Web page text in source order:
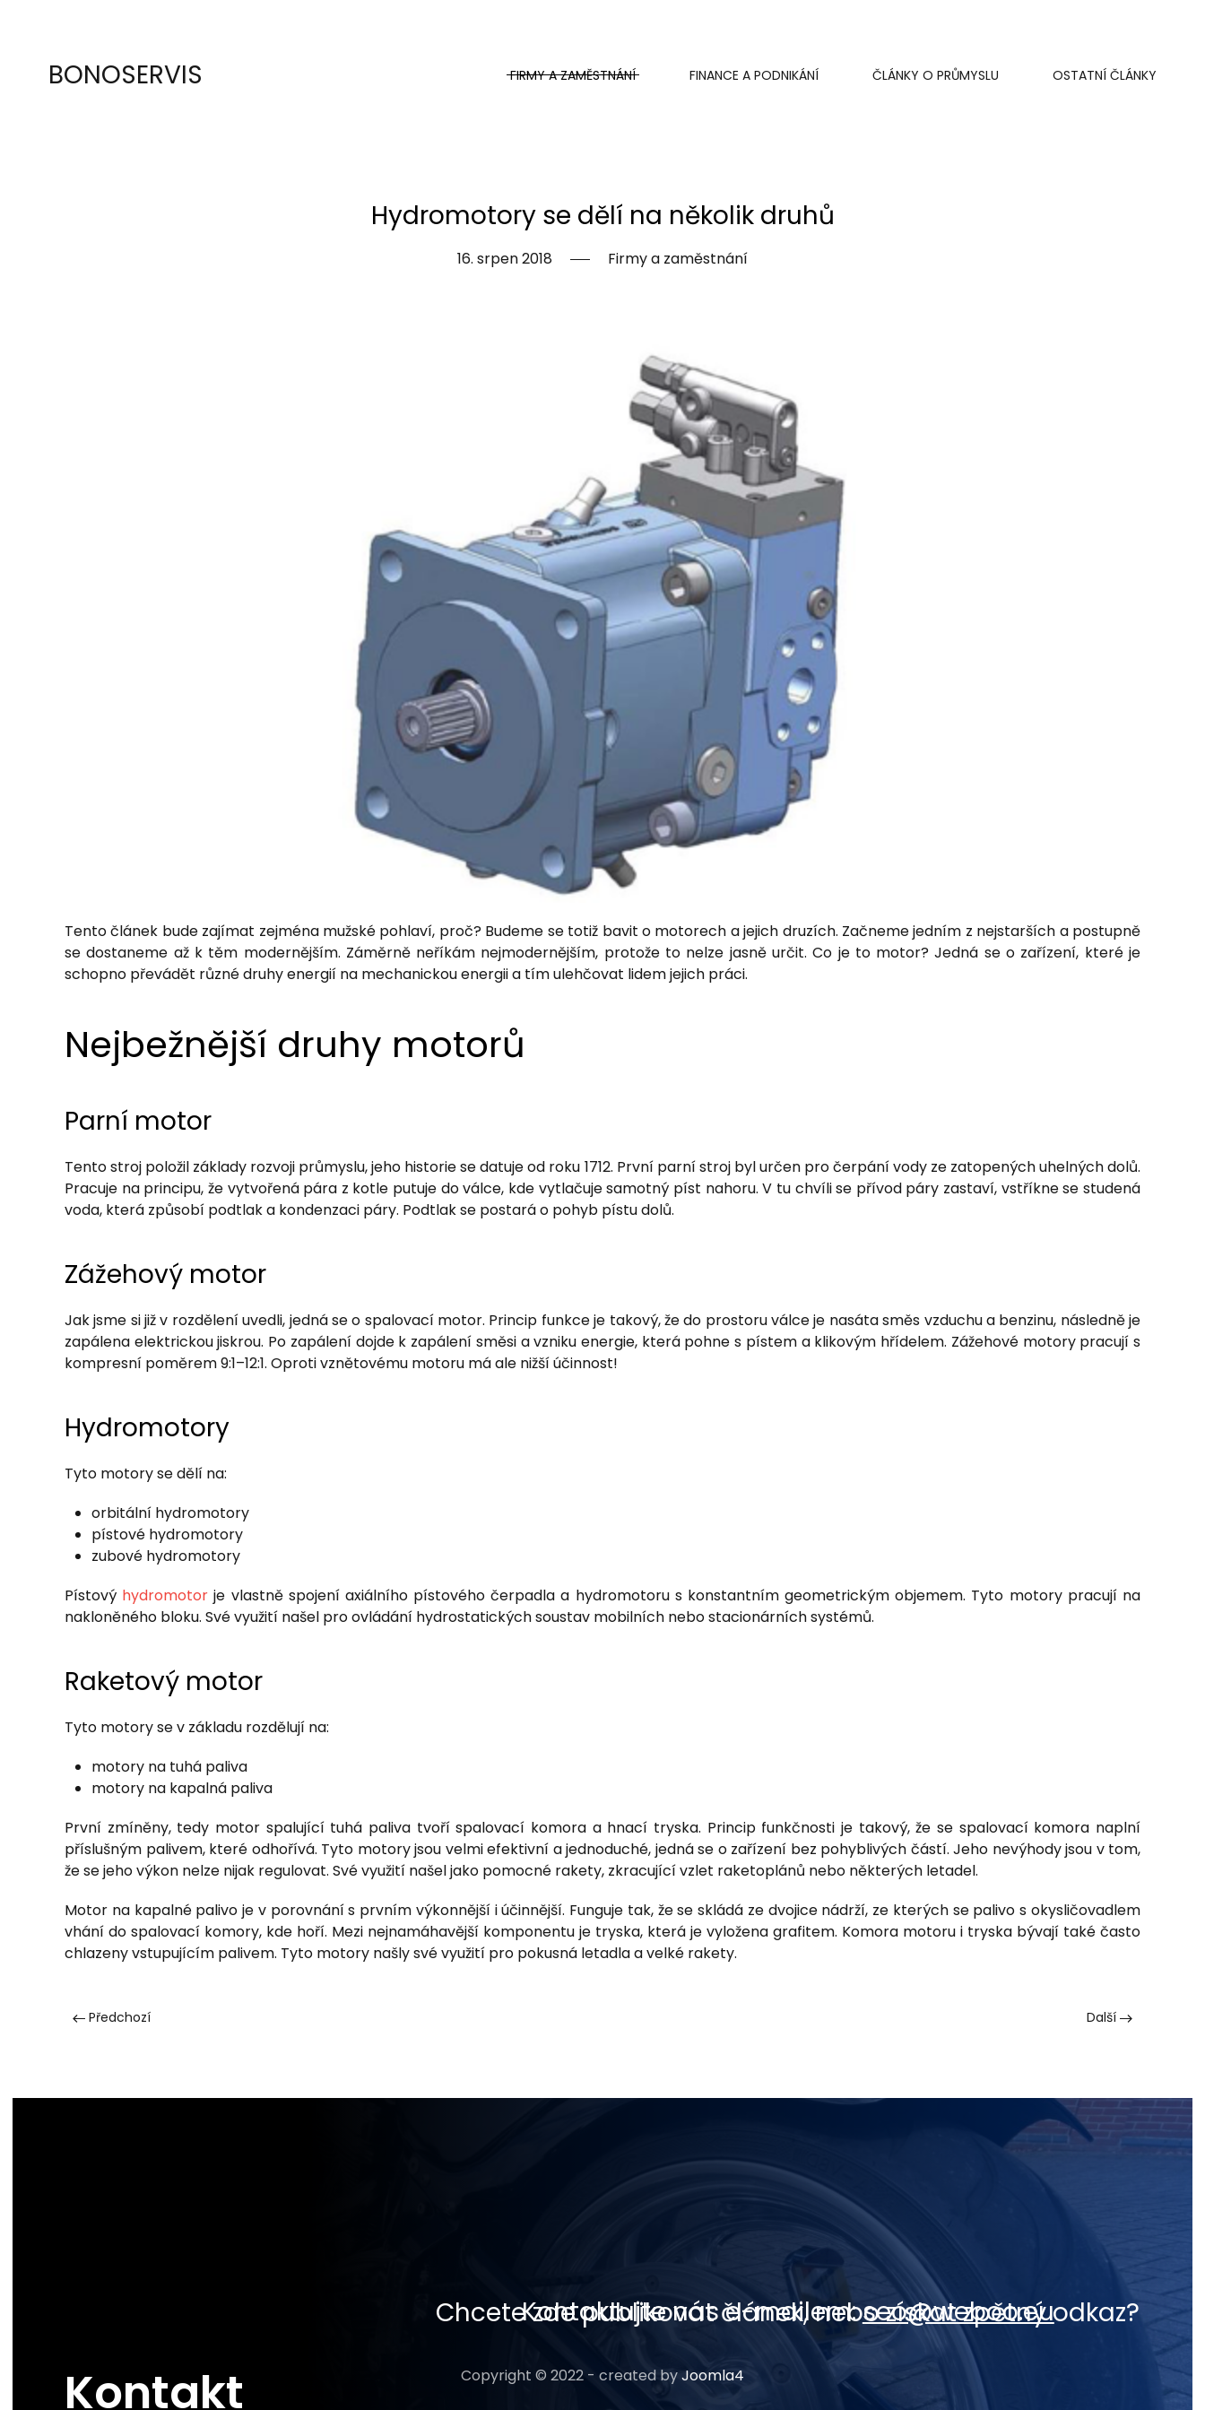
BONOSERVIS FIRMY A ZAMĚSTNÁNÍ FINANCE A PODNIKÁNÍ ČLÁNKY O PRŮMYSLU OSTATNÍ ČLÁNKY
Hydromotory se dělí na několik druhů
16. srpen 2018 Firmy a zaměstnání
Tento článek bude zajímat zejména mužské pohlaví, proč? Budeme se totiž bavit o motorech a jejich druzích. Začneme jedním z nejstarších a postupně
se dostaneme až k těm modernějším. Záměrně neříkám nejmodernějším, protože to nelze jasně určit. Co je to motor? Jedná se o zařízení, které je
schopno převádět různé druhy energií na mechanickou energii a tím ulehčovat lidem jejich práci.
Nejbežnější druhy motorů
Parní motor
Tento stroj položil základy rozvoji průmyslu, jeho historie se datuje od roku 1712. První parní stroj byl určen pro čerpání vody ze zatopených uhelných dolů.
Pracuje na principu, že vytvořená pára z kotle putuje do válce, kde vytlačuje samotný píst nahoru. V tu chvíli se přívod páry zastaví, vstříkne se studená
voda, která způsobí podtlak a kondenzaci páry. Podtlak se postará o pohyb pístu dolů.
Zážehový motor
Jak jsme si již v rozdělení uvedli, jedná se o spalovací motor. Princip funkce je takový, že do prostoru válce je nasáta směs vzduchu a benzinu, následně je
zapálena elektrickou jiskrou. Po zapálení dojde k zapálení směsi a vzniku energie, která pohne s pístem a klikovým hřídelem. Zážehové motory pracují s
kompresní poměrem 9:1–12:1. Oproti vznětovému motoru má ale nižší účinnost!
Hydromotory
Tyto motory se dělí na:
orbitální hydromotory
pístové hydromotory
zubové hydromotory
Pístový hydromotor je vlastně spojení axiálního pístového čerpadla a hydromotoru s konstantním geometrickým objemem. Tyto motory pracují na
nakloněného bloku. Své využití našel pro ovládání hydrostatických soustav mobilních nebo stacionárních systémů.
Raketový motor
Tyto motory se v základu rozdělují na:
motory na tuhá paliva
motory na kapalná paliva
První zmíněny, tedy motor spalující tuhá paliva tvoří spalovací komora a hnací tryska. Princip funkčnosti je takový, že se spalovací komora naplní
příslušným palivem, které odhořívá. Tyto motory jsou velmi efektivní a jednoduché, jedná se o zařízení bez pohyblivých částí. Jeho nevýhody jsou v tom,
že se jeho výkon nelze nijak regulovat. Své využití našel jako pomocné rakety, zkracující vzlet raketoplánů nebo některých letadel.
Motor na kapalné palivo je v porovnání s prvním výkonnější i účinnější. Funguje tak, že se skládá ze dvojice nádrží, ze kterých se palivo s okysličovadlem
vhání do spalovací komory, kde hoří. Mezi nejnamáhavější komponentu je tryska, která je vyložena grafitem. Komora motoru i tryska bývají také často
chlazeny vstupujícím palivem. Tyto motory našly své využití pro pokusná letadla a velké rakety.
Předchozí Další
Kontakt
Chcete zde publikovat článek, nebo získat zpětný odkaz?
Kontaktujte nás e-mailem:seo@weboo.eu
Copyright © 2022 - created byJoomla4